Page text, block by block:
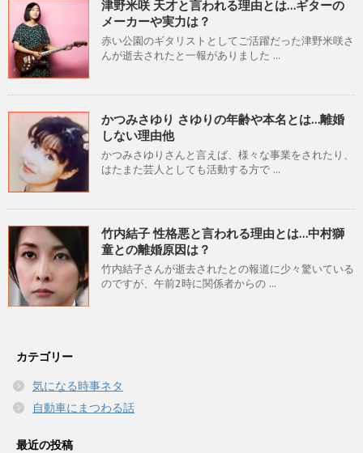
津野米咲 天才と言われる理由とは…ギターの
メーカーや実力は？
赤い公園のギタリストとしてご活躍だった津野米咲さ
んが逝去されたと一報がありました ...
かつみさゆり さゆりの年齢や本名とは…離婚
しない理由他
かつみさゆりさんと言えば、様々な事業をされたり、
はたまた芸人としても活動する方で ...
竹内結子 性格悪と言われる理由とは…中村獅
童との離婚原因は？
竹内結子さんが逝去されたとの報道に少々驚いている
のですが、午前2時に関係者からの ...
カテゴリー
気になる時事ネタ
自動車にまつわる話
最近の投稿